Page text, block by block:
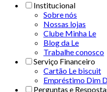
Institucional
Sobre nós
Nossas lojas
Clube Minha Le
Blog da Le
Trabalhe conosco
Serviço Financeiro
Cartão Le biscuit
Empréstimo Dim
Perguntas e